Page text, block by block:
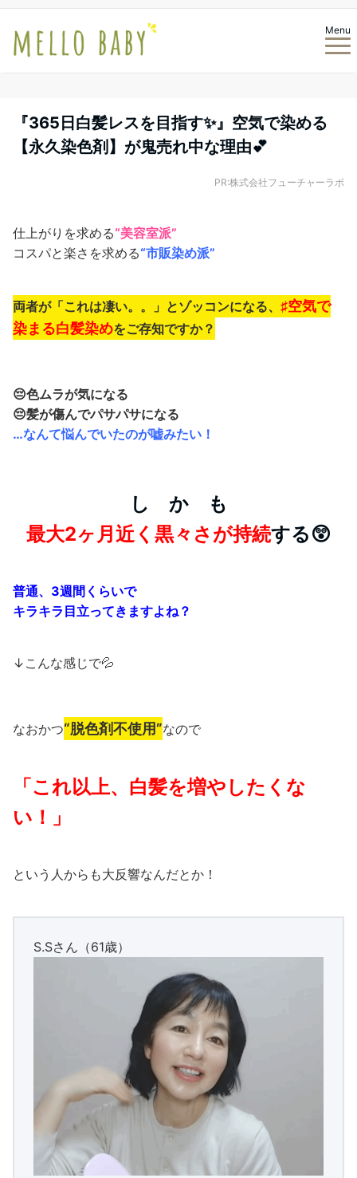
Menu
『365日白髪レスを目指す✨』空気で染める
【永久染色剤】が鬼売れ中な理由💕
PR:株式会社フューチャーラボ
仕上がりを求める“美容室派”
コスパと楽さを求める“市販染め派”
両者が「これは凄い。。」とゾッコンになる、 ♯空気で
染まる白髪染めをご存知ですか？
😔色ムラが気になる
😔髪が傷んでパサパサになる
…なんて悩んでいたのが嘘みたい！
し か も
最大2ヶ月近く黒々さが持続する😲
普通、3週間くらいで
キラキラ目立ってきますよね？
↓こんな感じで💦
なおかつ“脱色剤不使用”なので
「これ以上、白髪を増やしたくな
い！」
という人からも大反響なんだとか！
S.Sさん（61歳）